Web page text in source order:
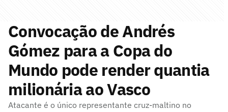
Convocação de Andrés
Gómez para a Copa do
Mundo pode render quantia
milionária ao Vasco
Atacante é o único representante cruz-maltino no